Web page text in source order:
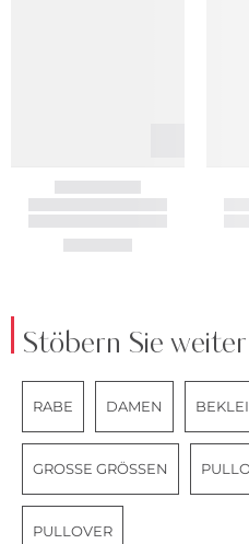
Stöbern Sie weiter
RABE DAMEN
GROSSE GRÖSSEN
PULLOVER